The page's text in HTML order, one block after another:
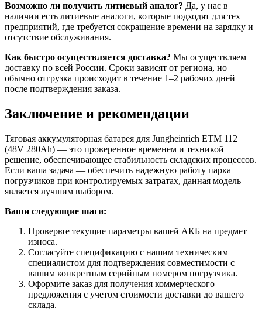
Возможно ли получить литиевый аналог? Да, у нас в
наличии есть литиевые аналоги, которые подходят для тех
предприятий, где требуется сокращение времени на зарядку и
отсутствие обслуживания.
Как быстро осуществляется доставка? Мы осуществляем
доставку по всей России. Сроки зависят от региона, но
обычно отгрузка происходит в течение 1–2 рабочих дней
после подтверждения заказа.
Заключение и рекомендации
Тяговая аккумуляторная батарея для Jungheinrich ETM 112
(48V 280Ah) — это проверенное временем и техникой
решение, обеспечивающее стабильность складских процессов.
Если ваша задача — обеспечить надежную работу парка
погрузчиков при контролируемых затратах, данная модель
является лучшим выбором.
Ваши следующие шаги:
Проверьте текущие параметры вашей АКБ на предмет
износа.
Согласуйте спецификацию с нашим техническим
специалистом для подтверждения совместимости с
вашим конкретным серийным номером погрузчика.
Оформите заказ для получения коммерческого
предложения с учетом стоимости доставки до вашего
склада.